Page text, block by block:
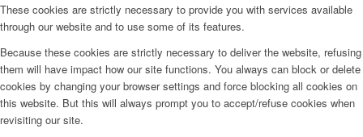
These cookies are strictly necessary to provide you with services available
through our website and to use some of its features.
Because these cookies are strictly necessary to deliver the website, refusing
them will have impact how our site functions. You always can block or delete
cookies by changing your browser settings and force blocking all cookies on
this website. But this will always prompt you to accept/refuse cookies when
revisiting our site.